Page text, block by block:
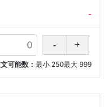
-
可能数： 最小 250最大 999